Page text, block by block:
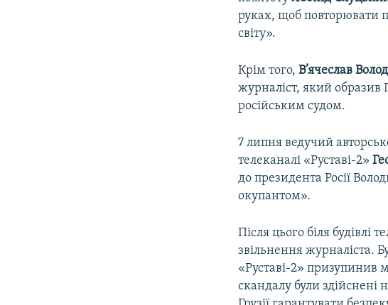
руках, щоб повторювати
світу».
Крім того,В’ячеслав
журналіст, який образив
російським судом.
7 липня ведучий
телеканалі «Руставі-2»
до президента Росії
окупантом».
Після цього біля будівлі
звільнення журналіста.
«Руставі-2» призупинив
скандалу були здійснені